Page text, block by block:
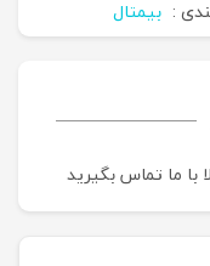
: بیمتال
با ما تماس بگیرید